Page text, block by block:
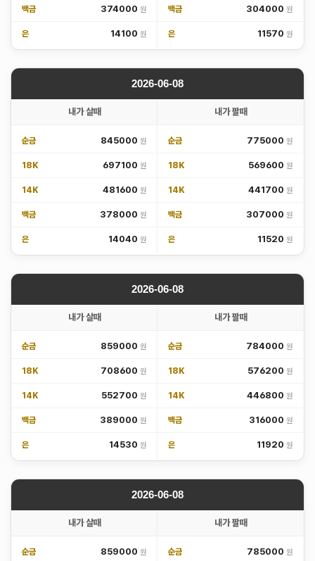
백금 374000
은 14100
백금 304000
은 11570
2026-06-08
내가 살때
순금 845000
18K 697100
14K 481600
백금 378000
은 14040
내가 팔때
순금 775000
18K 569600
14K 441700
백금 307000
은 11520
2026-06-08
내가 살때
순금 859000
18K 708600
14K 552700
백금 389000
은 14530
내가 팔때
순금 784000
18K 576200
14K 446800
백금 316000
은 11920
2026-06-08
내가 살때
순금 859000
내가 팔때
순금 785000